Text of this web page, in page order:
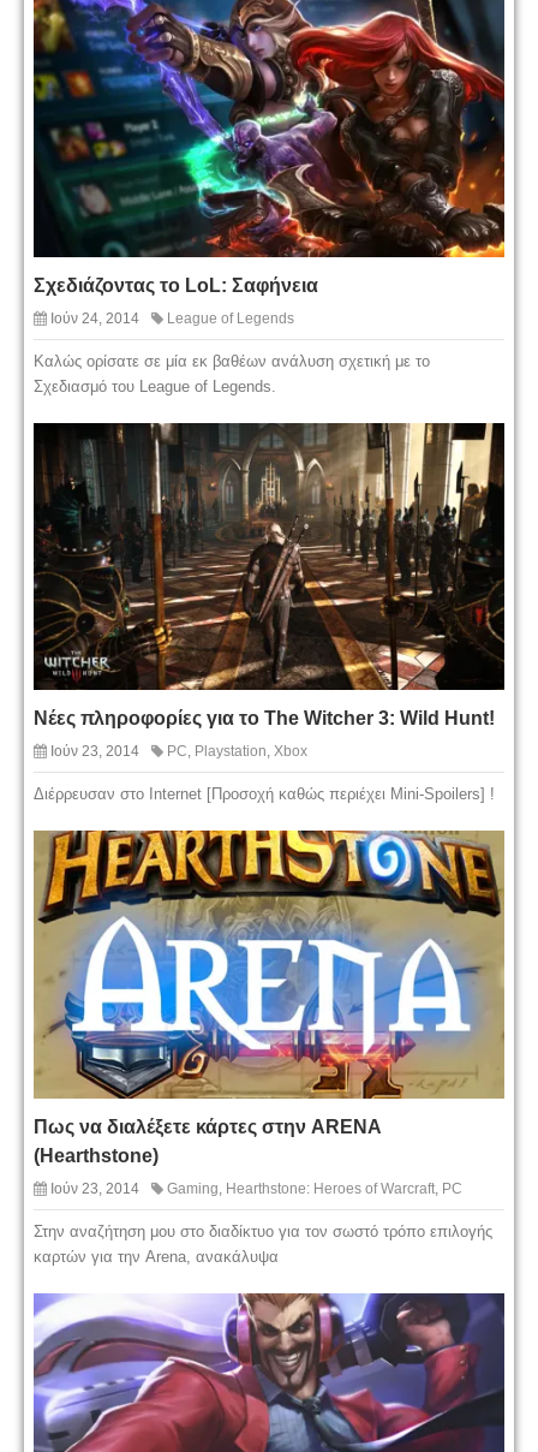
Σχεδιάζοντας το LoL: Σαφήνεια
Ιούν 24, 2014 League of Legends
Καλώς ορίσατε σε μία εκ βαθέων ανάλυση σχετική με το
Σχεδιασμό του League of Legends.
Νέες πληροφορίες για το The Witcher 3: Wild Hunt!
Ιούν 23, 2014 PC, Playstation, Xbox
Διέρρευσαν στο Internet [Προσοχή καθώς περιέχει Mini-Spoilers] !
Πως να διαλέξετε κάρτες στην ARENA
(Hearthstone)
Ιούν 23, 2014 Gaming, Hearthstone: Heroes of Warcraft, PC
Στην αναζήτηση μου στο διαδίκτυο για τον σωστό τρόπο επιλογής
καρτών για την Arena, ανακάλυψα